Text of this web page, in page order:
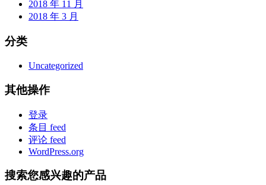
2018 年 11 月
2018 年 3 月
分类
Uncategorized
其他操作
登录
条目 feed
评论 feed
WordPress.org
搜索您感兴趣的产品